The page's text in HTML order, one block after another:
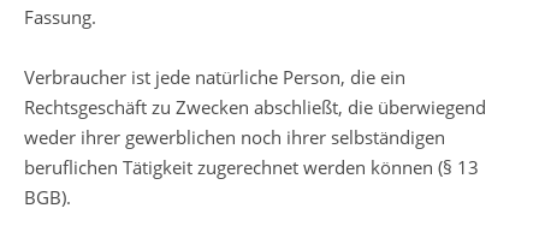
Fassung.
Verbraucher ist jede natürliche Person, die ein
Rechtsgeschäft zu Zwecken abschließt, die überwiegend
weder ihrer gewerblichen noch ihrer selbständigen
beruflichen Tätigkeit zugerechnet werden können (§ 13
BGB).